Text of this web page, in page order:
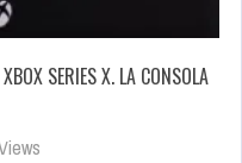
SERIES X. LA CONSOLA